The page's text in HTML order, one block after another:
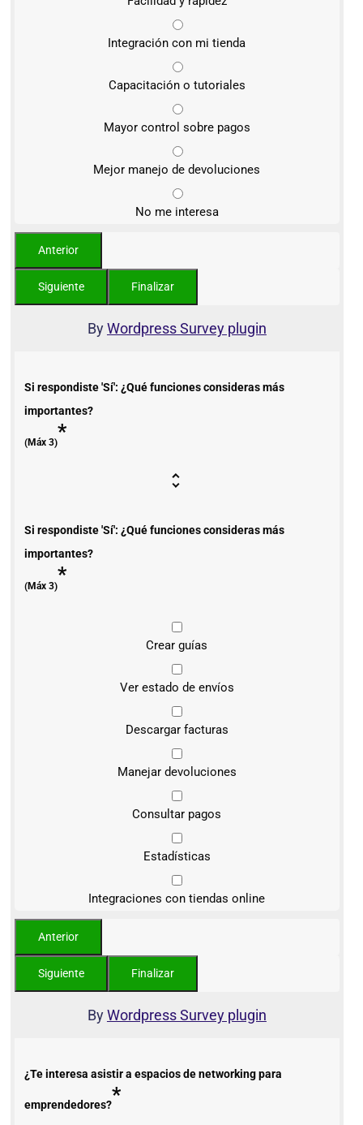
Integración con mi tienda
Capacitación o tutoriales
Mayor control sobre pagos
Mejor manejo de devoluciones
No me interesa
ByWordpress Survey plugin
Si respondiste 'Sí': ¿Qué funciones consideras más
importantes?
(Máx 3)*
Si respondiste 'Sí': ¿Qué funciones consideras más
importantes?
(Máx 3)*
Crear guías
Ver estado de envíos
Descargar facturas
Manejar devoluciones
Consultar pagos
Estadísticas
Integraciones con tiendas online
ByWordpress Survey plugin
¿Te interesa asistir a espacios de networking para
emprendedores?*